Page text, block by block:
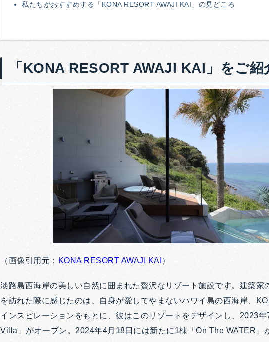
私たちがおすすめする「KONA RESORT AWAJI KAI」の見どころ
「KONA RESORT AWAJI KAI」をご紹
（画像引用元： KONA RESORT AWAJI KAI ）
淡路島西海岸の美しい自然に囲まれた贅沢なリゾート施設です。建築家
を訪れた際に感じたのは、自身が愛してやまないハワイ島の西海岸、
インスピレーションをもとに、彼はこのリゾートをデザインし、2023
Villa」がオープン。2024年4月18日には新たに1棟「On The WATER」